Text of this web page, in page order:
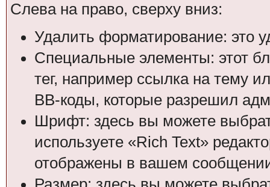
Слева на право, сверху вниз:
Удалить форматирование: это
Специальные элементы: этот
тег, например ссылка на тему
BB-коды, которые разрешил
Шрифт: здесь вы можете
используете «Rich Text»
отображены в вашем